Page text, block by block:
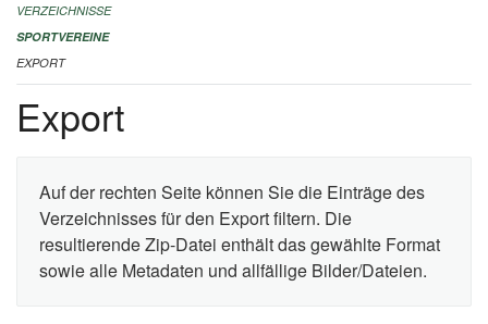
FINANZIELLE UNTERSTÜTZUNG BENÖTIGT?
KONTAKT
VERZEICHNISSE
SPORTVEREINE
EXPORT
Export
Auf der rechten Seite können Sie die Einträge des
Verzeichnisses für den Export filtern. Die
resultierende Zip-Datei enthält das gewählte Format
sowie alle Metadaten und allfällige Bilder/Dateien.